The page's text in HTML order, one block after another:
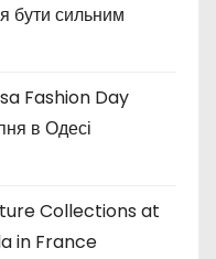
бути сильним
Fashion Day
в Одесі
Collections at
in France